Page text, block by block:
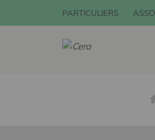
PARTICULIERS